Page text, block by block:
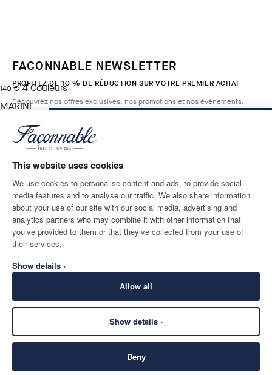
This website uses cookies
We use cookies to personalise content and ads, to provide social
media features and to analyse our traffic. We also share information
about your use of our site with our social media, advertising and
analytics partners who may combine it with other information that
you’ve provided to them or that they’ve collected from your use of
their services.
Show details ›
Allow all
Show details ›
Deny
140 €
current price 140 €
4Couleurs
MARINE
Taille
FACONNABLE NEWSLETTER
PROFITEZ DE 10 % DE RÉDUCTION SUR VOTRE PREMIER ACHAT
Découvrez nos offres exclusives, nos promotions et nos évènements.
E-mail*
ADRESSE POSTALE
France
LANGUE
Français
CONTACTEZ-NOUS
SECURE
©2026Façonnable